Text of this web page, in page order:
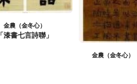
金農（金冬心）
「漆書七言詩聯」
金農（金冬心）